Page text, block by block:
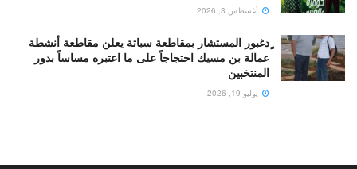
أغسطس 3, 2026
ٍدغبور المستشار بمقاطعة سباتة يعلن مقاطعة أنشطة
عمالة بن مسيك احتجاجاً على ما اعتبره مساساً بدور
المنتخبين
يوليو 19, 2026